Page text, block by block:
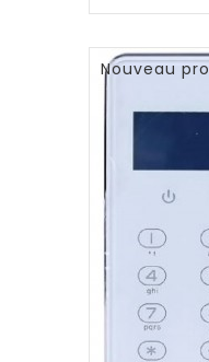
Nouveau